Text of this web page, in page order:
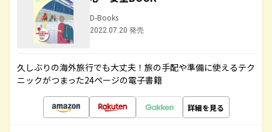
D-Books
2022.07.20 発売
久しぶりの海外旅行でも大丈夫！旅の手配や準備に使えるテク
ニックがつまった24ページの電子書籍
詳細を見る